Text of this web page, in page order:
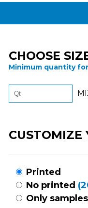
CHOOSE
Minimum quantity
CUSTOMIZE
Printed
No printed
Only samples